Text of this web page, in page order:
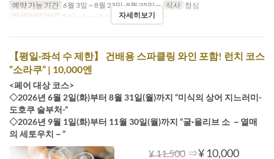
예약 가능 기간 6월 3일 ~ 8월 23일, 8월 25일 ~ 식사 점심
좌석 카테고리
Table, Semi Private, Private Room
자세히보기
【평일·좌석 수 제한】 건배용 스파클링 와인 포함! 런치 코스
“소라쿠” | 10,000엔
<페어 대상 코스>
◇2026년 6월 2일(화)부터 8월 31일(월)까지 “미식의 상어 지느러미-
도호쿠 술부처-”
◇2026년 9월 1일(화)부터 11월 30일(월)까지 “굴·올리브 소 －열매
의 세토우치－”
¥ 11,500 ⇒¥ 10,000